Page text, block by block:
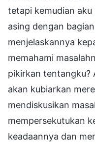
tetapi kemudian
asing dengan
menjelaskannya
memahami
pikirkan tentangku?
akan kubiarkan
mendiskusikan
mempersekutukan
keadaannya dan